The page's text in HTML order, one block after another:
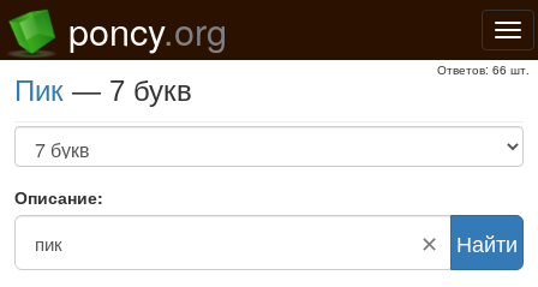
poncy.org
пик — 7 букв
Ответов: 66 шт.
Описание:
✕ Найти